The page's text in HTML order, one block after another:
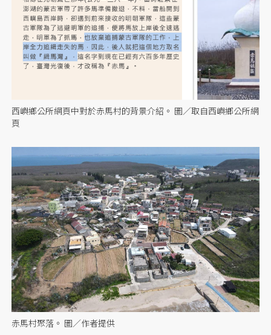
西嶼鄉公所網頁中對於赤馬村的背景介紹。 圖／取自西嶼鄉公所網
頁
赤馬村聚落。 圖／作者提供